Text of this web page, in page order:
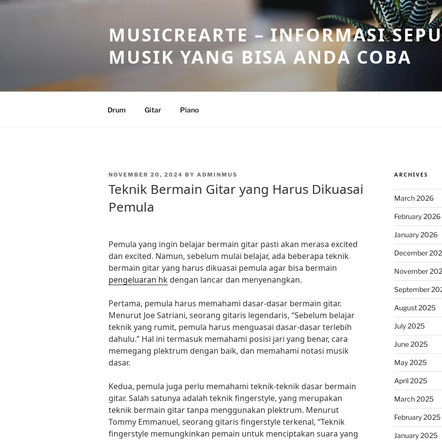
Skip
MUSICREARTE – INFORMASI
MUSIK YANG BISA ANDA COBA
Drum Gitar Piano
POSTED
NOVEMBER 20, 2024 BY ADMINMUS
Teknik Bermain Gitar yang Harus Dikuasai
Pemula
Pemula yang ingin belajar bermain gitar pasti akan merasa excited
dan excited. Namun, sebelum mulai belajar, ada beberapa teknik
bermain gitar yang harus dikuasai pemula agar bisa bermain
pengeluaran hk dengan lancar dan menyenangkan.
Pertama, pemula harus memahami dasar-dasar bermain gitar.
Menurut Joe Satriani, seorang gitaris legendaris, “Sebelum belajar
teknik yang rumit, pemula harus menguasai dasar-dasar terlebih
dahulu.” Hal ini termasuk memahami posisi jari yang benar, cara
memegang plektrum dengan baik, dan memahami notasi musik
dasar.
Kedua, pemula juga perlu memahami teknik-teknik dasar bermain
gitar. Salah satunya adalah teknik fingerstyle, yang merupakan
teknik bermain gitar tanpa menggunakan plektrum. Menurut
Tommy Emmanuel, seorang gitaris fingerstyle terkenal, “Teknik
fingerstyle memungkinkan pemain untuk menciptakan suara yang
ARCHIVES
March 2026
February 2026
January 2026
December
November
September
August 2025
July 2025
June 2025
May 2025
April 2025
March 2025
February 2025
January 2025